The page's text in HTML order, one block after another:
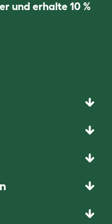
und erhalte 10 %